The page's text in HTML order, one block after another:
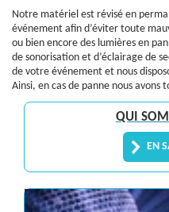
Notre matériel est révisé en
événement afin d’éviter toute
ou bien encore des lumières en
de sonorisation et d’éclairage de
de votre événement et nous
Ainsi, en cas de panne nous avons
QUI
EN